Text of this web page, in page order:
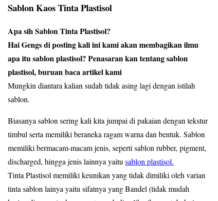
Sablon Kaos Tinta Plastisol
Apa sih Sablon Tinta Plastisol?
Hai Gengs di posting kali ini kami akan membagikan ilmu
apa itu sablon plastisol? Penasaran kan tentang sablon
plastisol, buruan baca artikel kami
Mungkin diantara kalian sudah tidak asing lagi dengan istilah
sablon.
Biasanya sablon sering kali kita jumpai di pakaian dengan tekstur
timbul serta memiliki beraneka ragam warna dan bentuk. Sablon
memiliki bermacam-macam jenis, seperti sablon rubber, pigment,
discharged, hingga jenis lainnya yaitusablon plastisol.
Tinta Plastisol memiliki keunikan yang tidak dimiliki oleh varian
tinta sablon lainya yaitu sifatnya yang Bandel (tidak mudah